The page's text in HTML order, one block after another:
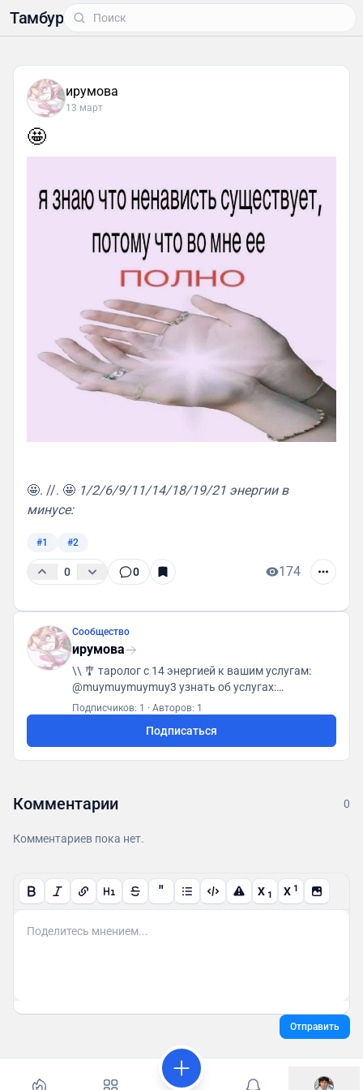
Тамбур
ирумова
13 март
🤩
🤩. //. 🤩 1/2/6/9/11/14/18/19/21 энергии в
минусе:
#1 #2
0 0 174
Сообщество
ирумова
\\ 🎐 таролог с 14 энергией к вашим услугам:
@muymuymuymuy3 узнать об услугах:
https://t.me/irumovaklass
Подписчиков: 1 · Авторов: 1
Подписаться
Комментарии 0
Комментариев пока нет.
" X 1 X 1
Отправить